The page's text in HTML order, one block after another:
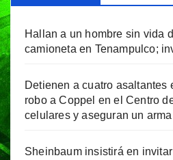
Hallan a un hombre sin vida
camioneta en Tenampulco;
Detienen a cuatro asaltantes
robo a Coppel en el Centro
celulares y aseguran un arma
Sheinbaum insistirá en